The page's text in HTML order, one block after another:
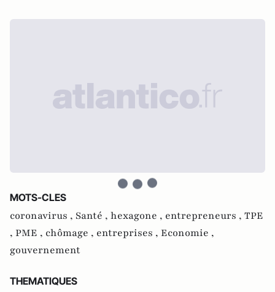
MOTS-CLES
coronavirus , Santé , hexagone , entrepreneurs , TPE
, PME , chômage , entreprises , Economie ,
gouvernement
THEMATIQUES